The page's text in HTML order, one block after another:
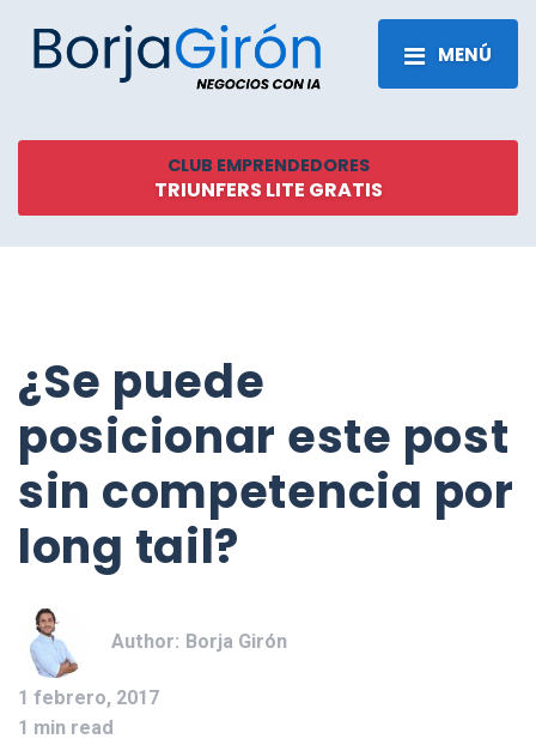
MENÚ
CLUB EMPRENDEDORES
TRIUNFERS LITE GRATIS
¿Se puede
posicionar este post
sin competencia por
long tail?
Author: Borja Girón
1 febrero, 2017
1 min read